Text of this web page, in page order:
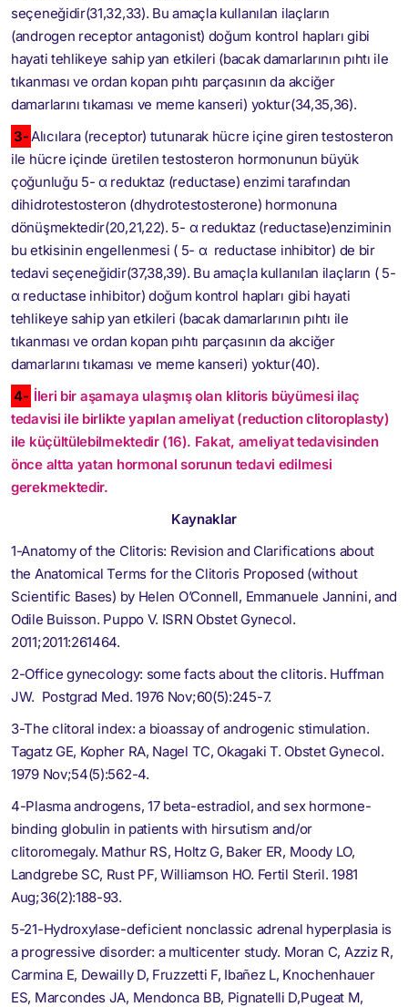
seçeneğidir(31,32,33). Bu amaçla kullanılan ilaçların
(androgen receptor antagonist) doğum kontrol hapları gibi
hayati tehlikeye sahip yan etkileri (bacak damarlarının pıhtı ile
tıkanması ve ordan kopan pıhtı parçasının da akciğer
damarlarını tıkaması ve meme kanseri) yoktur(34,35,36).
3-Alıcılara (receptor) tutunarak hücre içine giren testosteron
ile hücre içinde üretilen testosteron hormonunun büyük
çoğunluğu 5- α reduktaz (reductase) enzimi tarafından
dihidrotestosteron (dhydrotestosterone) hormonuna
dönüşmektedir(20,21,22). 5- α reduktaz (reductase)enziminin
bu etkisinin engellenmesi ( 5- α reductase inhibitor) de bir
tedavi seçeneğidir(37,38,39). Bu amaçla kullanılan ilaçların ( 5-
α reductase inhibitor) doğum kontrol hapları gibi hayati
tehlikeye sahip yan etkileri (bacak damarlarının pıhtı ile
tıkanması ve ordan kopan pıhtı parçasının da akciğer
damarlarını tıkaması ve meme kanseri) yoktur(40).
4- İleri bir aşamaya ulaşmış olan klitoris büyümesi ilaç
tedavisi ile birlikte yapılan ameliyat (reduction clitoroplasty)
ile küçültülebilmektedir (16). Fakat, ameliyat tedavisinden
önce altta yatan hormonal sorunun tedavi edilmesi
gerekmektedir.
Kaynaklar
1-Anatomy of the Clitoris: Revision and Clarifications about
the Anatomical Terms for the Clitoris Proposed (without
Scientific Bases) by Helen O’Connell, Emmanuele Jannini, and
Odile Buisson. Puppo V. ISRN Obstet Gynecol.
2011;2011:261464.
2-Office gynecology: some facts about the clitoris. Huffman
JW. Postgrad Med. 1976 Nov;60(5):245-7.
3-The clitoral index: a bioassay of androgenic stimulation.
Tagatz GE, Kopher RA, Nagel TC, Okagaki T. Obstet Gynecol.
1979 Nov;54(5):562-4.
4-Plasma androgens, 17 beta-estradiol, and sex hormone-
binding globulin in patients with hirsutism and/or
clitoromegaly. Mathur RS, Holtz G, Baker ER, Moody LO,
Landgrebe SC, Rust PF, Williamson HO. Fertil Steril. 1981
Aug;36(2):188-93.
5-21-Hydroxylase-deficient nonclassic adrenal hyperplasia is
a progressive disorder: a multicenter study. Moran C, Azziz R,
Carmina E, Dewailly D, Fruzzetti F, Ibañez L, Knochenhauer
ES, Marcondes JA, Mendonca BB, Pignatelli D,Pugeat M,